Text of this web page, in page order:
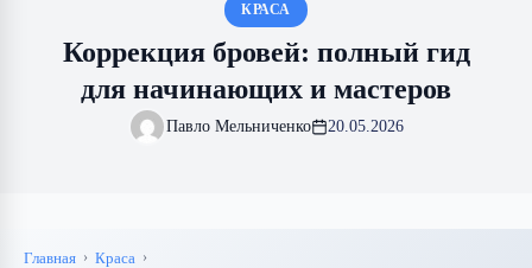
КРАСА
Коррекция бровей: полный гид
для начинающих и мастеров
Павло Мельниченко 20.05.2026
Главная
Краса